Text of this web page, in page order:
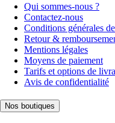
Qui sommes-nous ?
Contactez-nous
Conditions générales
Retour &
Mentions légales
Moyens de paiement
Tarifs et options de
Avis de confidentialité
Nos boutiques